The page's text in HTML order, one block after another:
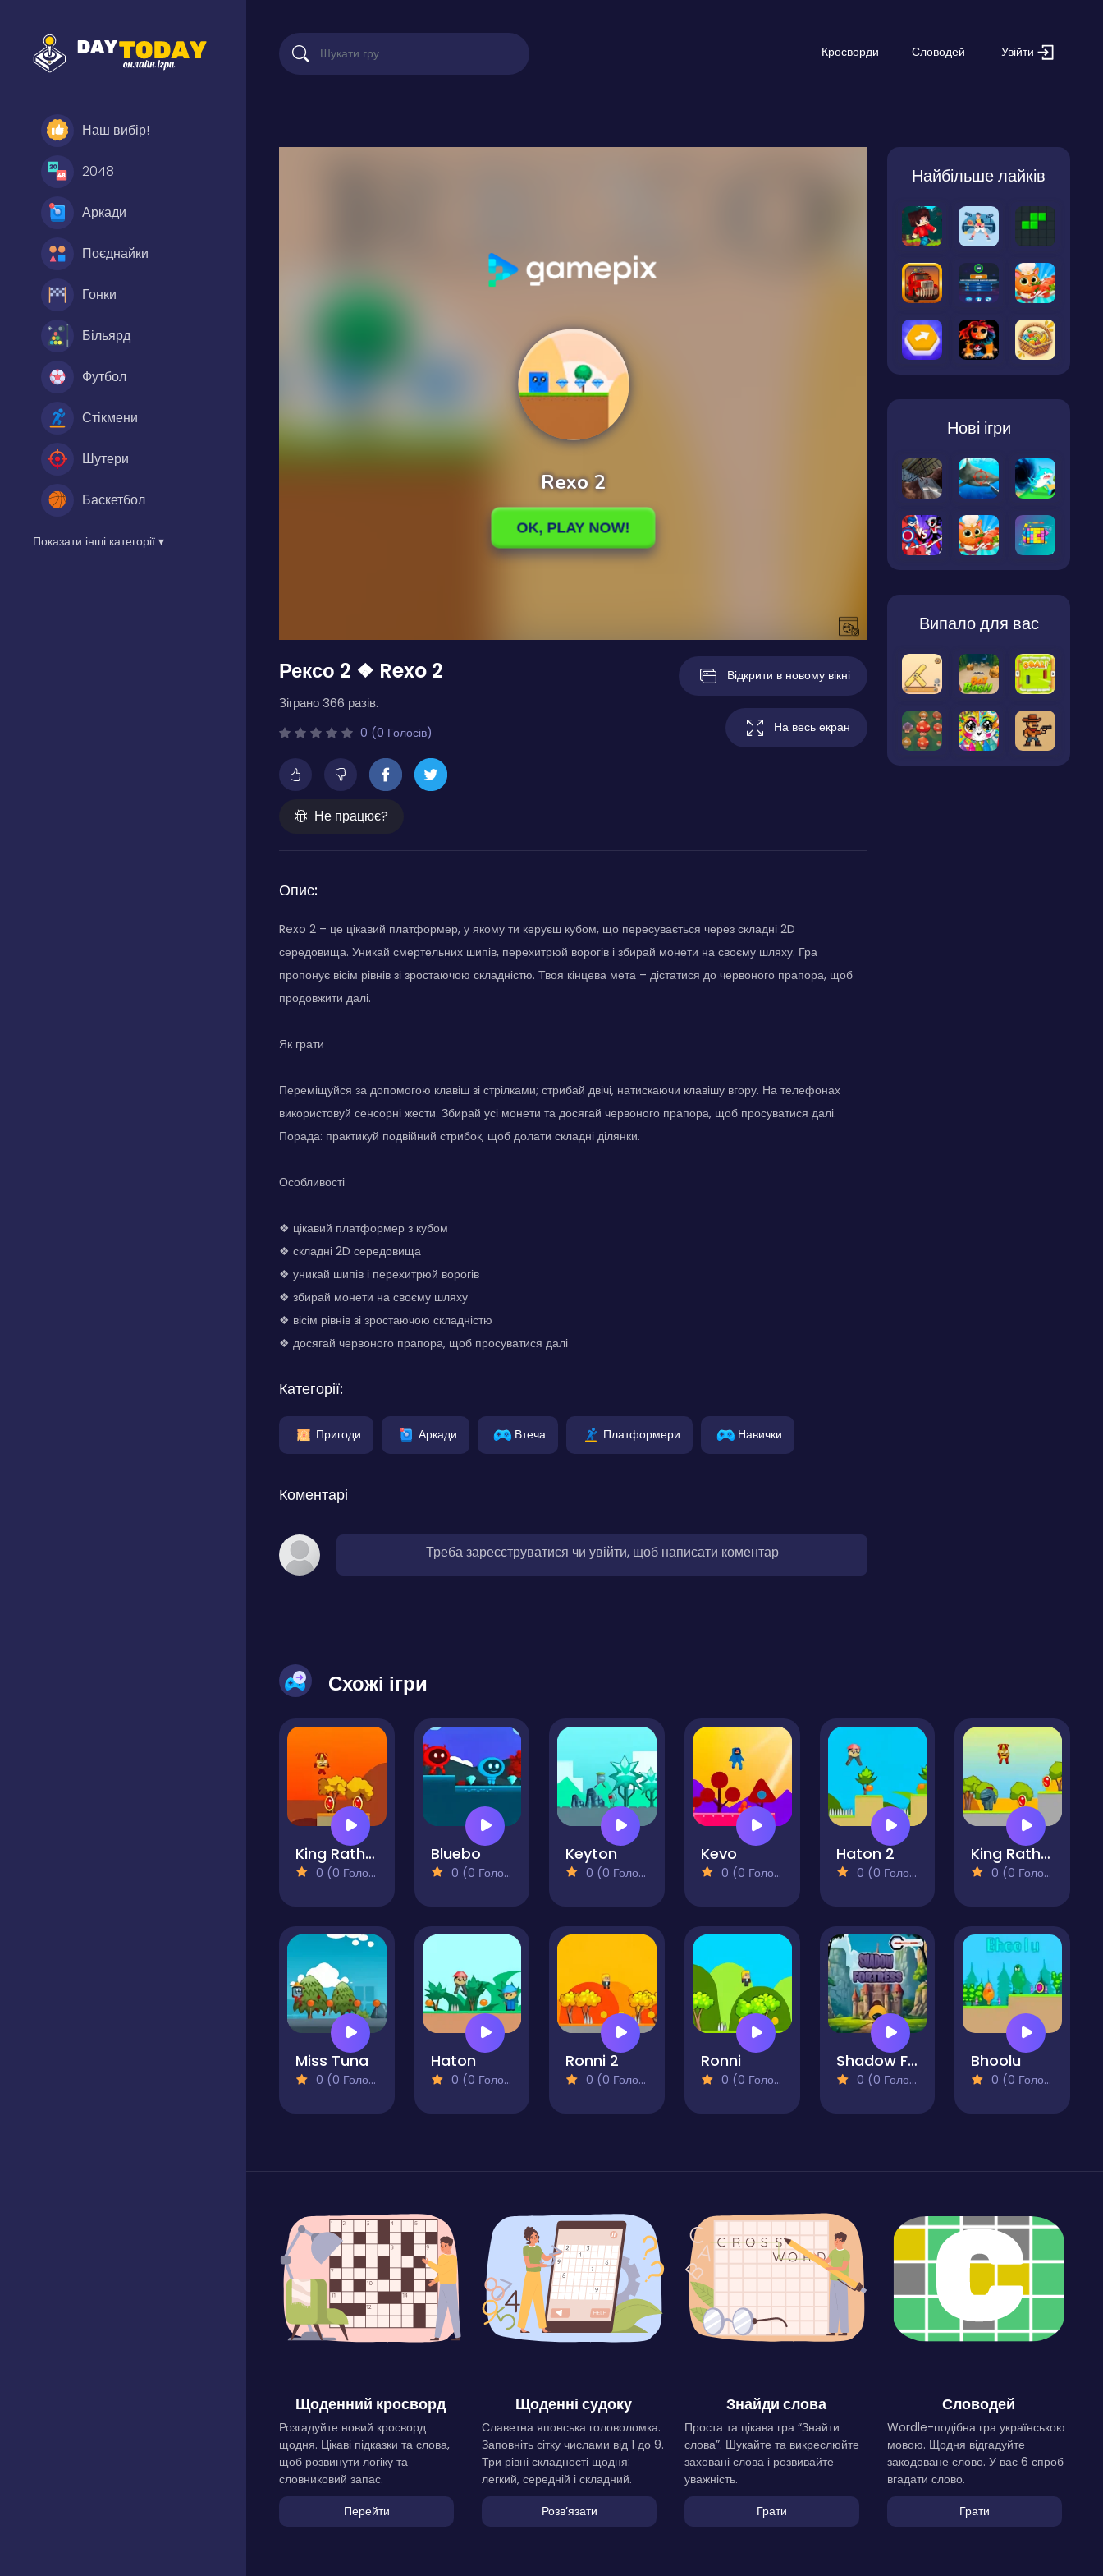
Наш вибір!
2048
Аркади
Поєднайки
Гонки
Більярд
Футбол
Стікмени
Шутери
Баскетбол
Показати інші категорії ▾
Кросворди Словодей Увійти
Рексо 2 ❖ Rexo 2
Зіграно 366 разів.
0 (0 Голосів)
Не працює?
Відкрити в новому вікні
На весь екран
Опис:
Rexo 2 – це цікавий платформер, у якому ти керуєш кубом, що пересувається через складні 2D
середовища. Уникай смертельних шипів, перехитрюй ворогів і збирай монети на своєму шляху. Гра
пропонує вісім рівнів зі зростаючою складністю. Твоя кінцева мета – дістатися до червоного прапора, щоб
продовжити далі.
Як грати
Переміщуйся за допомогою клавіш зі стрілками; стрибай двічі, натискаючи клавішу вгору. На телефонах
використовуй сенсорні жести. Збирай усі монети та досягай червоного прапора, щоб просуватися далі.
Порада: практикуй подвійний стрибок, щоб долати складні ділянки.
Особливості
❖ цікавий платформер з кубом
❖ складні 2D середовища
❖ уникай шипів і перехитрюй ворогів
❖ збирай монети на своєму шляху
❖ вісім рівнів зі зростаючою складністю
❖ досягай червоного прапора, щоб просуватися далі
Категорії:
Пригоди Аркади Втеча Платформери Навички
Коментарі
Треба зареєструватися чи увійти, щоб написати коментар
Найбільше лайків
Нові ігри
Випало для вас
Схожі ігри
King Rathor 2
0 (0 Голосів)
Bluebo
0 (0 Голосів)
Keyton
0 (0 Голосів)
Kevo
0 (0 Голосів)
Haton 2
0 (0 Голосів)
King Rathor
0 (0 Голосів)
Miss Tuna
0 (0 Голосів)
Haton
0 (0 Голосів)
Ronni 2
0 (0 Голосів)
Ronni
0 (0 Голосів)
Shadow Fortress
0 (0 Голосів)
Bhoolu
0 (0 Голосів)
Щоденний кросворд
Розгадуйте новий кросворд
щодня. Цікаві підказки та слова,
щоб розвинути логіку та
словниковий запас.
Перейти
Щоденні судоку
Славетна японська головоломка.
Заповніть сітку числами від 1 до 9.
Три рівні складності щодня:
легкий, середній і складний.
Розвʼязати
Знайди слова
Проста та цікава гра “Знайти
слова”. Шукайте та викреслюйте
заховані слова і розвивайте
уважність.
Грати
Словодей
Wordle-подібна гра українською
мовою. Щодня відгадуйте
закодоване слово. У вас 6 спроб
вгадати слово.
Грати